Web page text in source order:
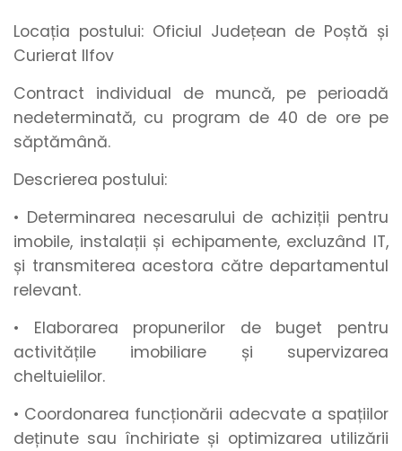
Locația postului:Oficiul Județean de Poștă și
Curierat Ilfov
Contract individual de muncă, pe perioadă
nedeterminată, cu program de 40 de ore pe
săptămână.
Descrierea postului:
• Determinarea necesarului de achiziții pentru
imobile, instalații și echipamente, excluzând IT,
și transmiterea acestora către departamentul
relevant.
• Elaborarea propunerilor de buget pentru
activitățile imobiliare și supervizarea
cheltuielilor.
• Coordonarea funcționării adecvate a spațiilor
deținute sau închiriate și optimizarea utilizării